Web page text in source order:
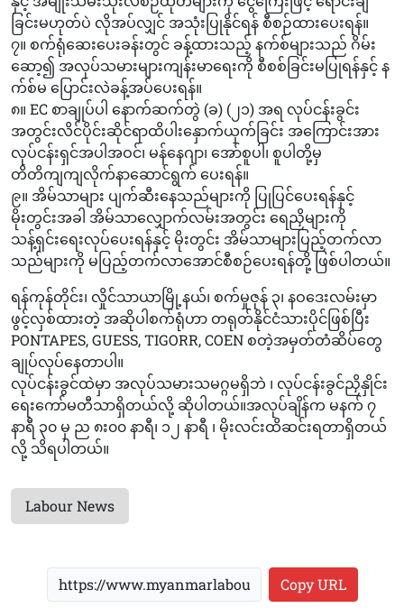
ခြင်းမဟုတ်ပဲ လိုအပ်လျှင် အသုံးပြုနိုင်ရန် စီစဉ်ထားပေးရန်။
၇။ စက်ရုံဆေးပေးခန်းတွင် ခန့်ထားသည့် နက်စ်များသည် ဂိမ်း
ဆော့၍ အလုပ်သမားများကျန်းမာရေးကို စီစစ်ခြင်းမပြုရန်နှင့် န
က်စ်မ ပြောင်းလဲခန့်အပ်ပေးရန်။
၈။ EC စာချုပ်ပါ နောက်ဆက်တွဲ (ခ) (၂၁) အရ လုပ်ငန်းခွင်း
အတွင်းလိင်ပိုင်းဆိုင်ရာထိပါးနှောက်ယှက်ခြင်း အကြောင်းအား
လုပ်ငန်းရှင်အပါအဝင်၊ မန်နေဂျာ၊ အော်စူပါ၊ စူပါတို့မှ
တိတိကျကျလိုက်နာဆောင်ရွက် ပေးရန်။
၉။ အိမ်သာများ ပျက်ဆီးနေသည်များကို ပြုပြင်ပေးရန်နှင့်
မိုးတွင်းအခါ အိမ်သာလျှောက်လမ်းအတွင်း ရေညှိများကို
သန့်ရှင်းရေးလုပ်ပေးရန်နှင့် မိုးတွင်း အိမ်သာများပြည့်တက်လာ
သည်များကို မပြည့်တက်လာအောင်စီစဉ်ပေးရန်တို့ ဖြစ်ပါတယ်။
ရန်ကုန်တိုင်း၊ လှိုင်သာယာမြို့နယ်၊ စက်မှုဇုန် ၃၊ နဝဒေးလမ်းမှာ
ဖွင့်လှစ်ထားတဲ့ အဆိုပါစက်ရုံဟာ တရုတ်နိုင်ငံသားပိုင်ဖြစ်ပြီး
PONTAPES, GUESS, TIGORR, COEN စတဲ့အမှတ်တံဆိပ်တွေ
ချုပ်လုပ်နေတာပါ။
လုပ်ငန်းခွင်ထဲမှာ အလုပ်သမားသမဂ္ဂမရှိဘဲ ၊ လုပ်ငန်းခွင်ညှိနှိုင်း
ရေးကော်မတီသာရှိတယ်လို့ ဆိုပါတယ်။အလုပ်ချိန်က မနက် ၇
နာရီ ၃၀ မှ ည ၈း၀၀ နာရီ၊ ၁၂ နာရီ ၊ မိုးလင်းထိဆင်းရတာရှိတယ်
လို့ သိရပါတယ်။
Labour News
Copy URL